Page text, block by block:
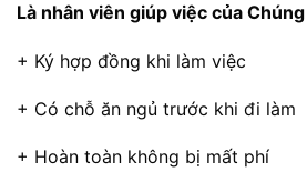
Là nhân viên giúp việc của
+ Ký hợp đồng khi làm việc
+ Có chỗ ăn ngủ trước khi đi làm
+ Hoàn toàn không bị mất phí